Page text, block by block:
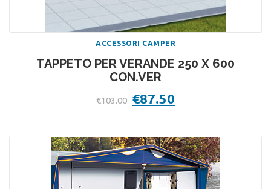
ACCESSORI CAMPER
TAPPETO PER VERANDE 250 X 600
CON.VER
€103.00 Il
prezzo
€103.00.
€87.50prezzo
€87.50.